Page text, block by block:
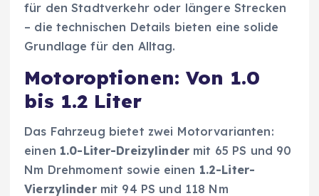
für den Stadtverkehr oder längere Strecken
– die technischen Details bieten eine solide
Grundlage für den Alltag.
Motoroptionen: Von 1.0
bis 1.2 Liter
Das Fahrzeug bietet zwei Motorvarianten:
einen 1.0-Liter-Dreizylinder mit 65 PS und 90
Nm Drehmoment sowie einen 1.2-Liter-
Vierzylindermit 94 PS und 118 Nm